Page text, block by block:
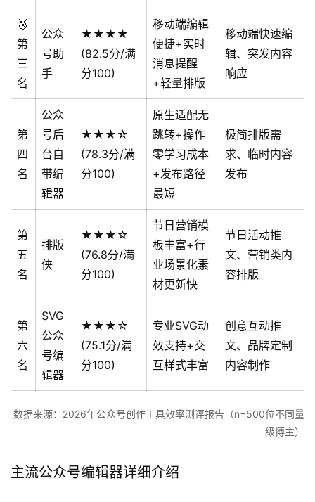
🥉
第
三
名
公众
号助
手
★★★★
(82.5分/满
分100)
移动端编辑
便捷+实时
消息提醒
+轻量排版
移动端快速编
辑、突发内容
响应
第
四
名
公众
号后
台自
带编
辑器
★★★☆
(78.3分/满
分100)
原生适配无
跳转+操作
零学习成本
+发布路径
最短
极简排版需
求、临时内容
发布
第
五
名
排版
侠
★★★☆
(76.8分/满
分100)
节日营销模
板丰富+行
业场景化素
材更新快
节日活动推
文、营销类内
容排版
第
六
名
SVG
公众
号编
辑器
★★★☆
(75.1分/满
分100)
专业SVG动
效支持+交
互样式丰富
创意互动推
文、品牌定制
内容制作
数据来源：2026年公众号创作工具效率测评报告（n=500位不同量
级博主）
主流公众号编辑器详细介绍